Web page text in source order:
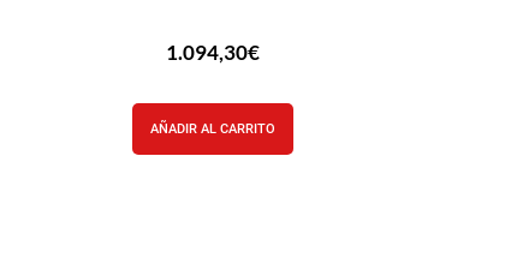
1.094,30€
AÑADIR AL CARRITO